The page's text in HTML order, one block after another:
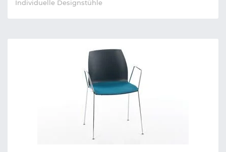
Individuelle Designstühle